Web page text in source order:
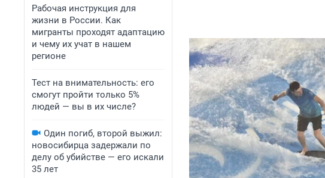
Рабочая инструкция для
жизни в России. Как
мигранты проходят адаптацию
и чему их учат в нашем
регионе
Тест на внимательность: его
смогут пройти только 5%
людей — вы в их числе?
Один погиб, второй выжил:
новосибирца задержали по
делу об убийстве — его искали
35 лет